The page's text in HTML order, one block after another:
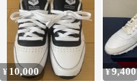
¥ 10,000 ¥9,400